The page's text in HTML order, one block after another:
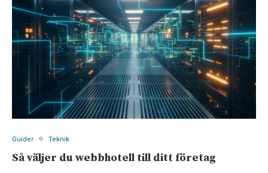
Guider Teknik
Så väljer du webbhotell till ditt företag